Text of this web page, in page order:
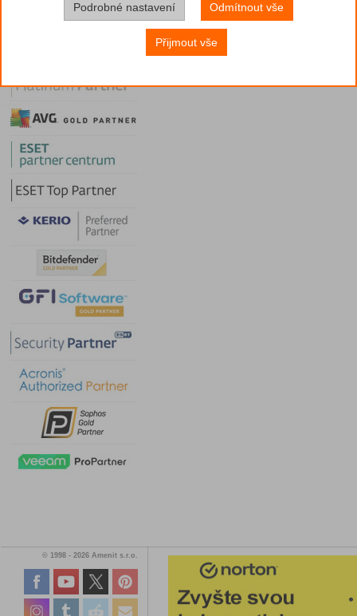
© 1998 - 2026 Amenit s.r.o.
Podrobné nastavení Odmítnout vše
Přijmout vše